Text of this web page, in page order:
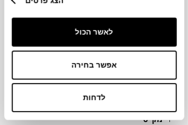
לאשר הכול
אפשר בחירה
לדחות
Ø45 45X70X80-160H ס"מ
מק"ט